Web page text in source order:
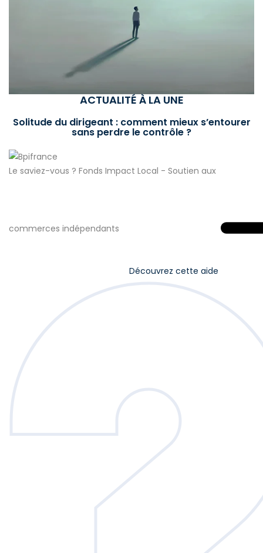
ACTUALITÉ À LA UNE
Solitude du dirigeant : comment mieux s’entourer
sans perdre le contrôle ?
Le saviez-vous ? Fonds Impact Local - Soutien aux
commerces indépendants
Découvrez cette aide